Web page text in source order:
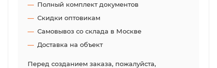
Полный комплект документов
Скидки оптовикам
Самовывоз со склада в Москве
Доставка на объект
Перед созданием заказа, пожалуйста,